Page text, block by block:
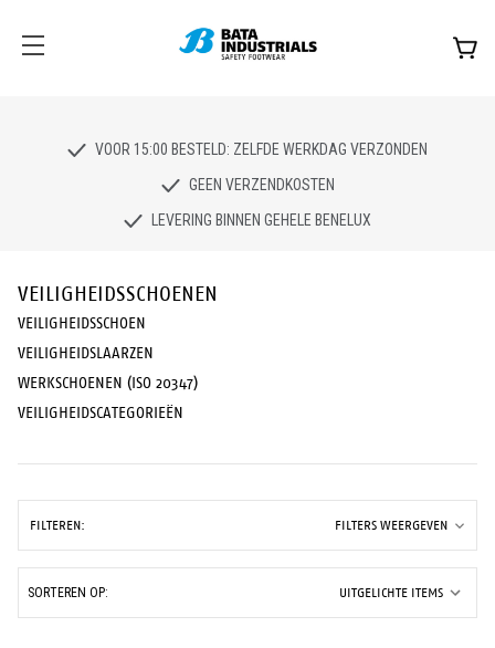
VOOR 15:00 BESTELD: ZELFDE WERKDAG VERZONDEN
GEEN VERZENDKOSTEN
LEVERING BINNEN GEHELE BENELUX
VEILIGHEIDSSCHOENEN
VEILIGHEIDSSCHOEN
VEILIGHEIDSLAARZEN
WERKSCHOENEN (ISO 20347)
VEILIGHEIDSCATEGORIEËN
FILTEREN: FILTERS WEERGEVEN
SORTEREN OP: